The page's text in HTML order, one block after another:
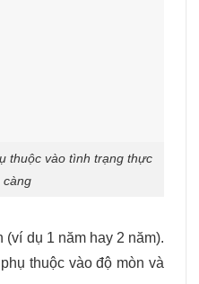
thuộc vào tình trạng thực
càng
dụ 1 năm hay 2 năm).
thuộc vào độ mòn và